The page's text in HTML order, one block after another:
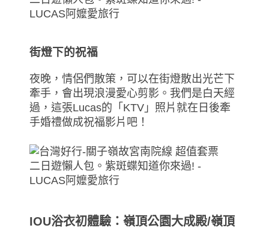
街燈下的祝福
夜晚，情侶們散策，可以在街燈散出光芒下
牽手，會出現浪漫愛心剪影。我們是白天經
過，這張Lucas的「KTV」照片就在日後牽
手婚禮做成祝福影片吧！
IOU浴衣初體驗：嶺頂公園大成殿/嶺頂